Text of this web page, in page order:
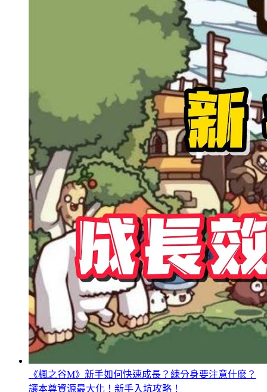
《楓之谷M》新手如何快速成長？練分身要注意什麽？
讓本尊資源最大化！新手入坑攻略！